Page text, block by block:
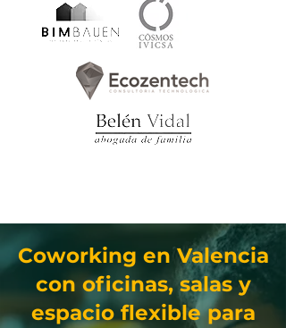
Coworking en Valencia
con oficinas, salas y
espacio flexible para